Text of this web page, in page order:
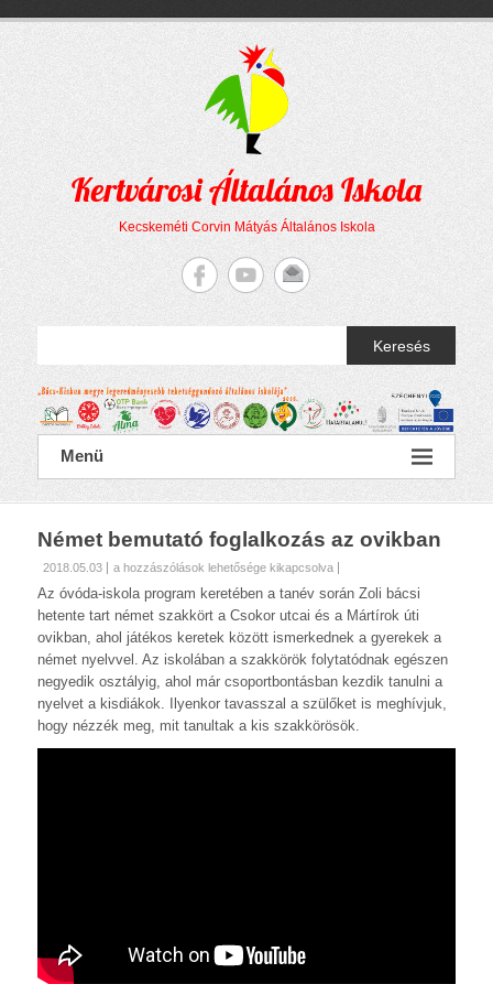
Kertvárosi Általános Iskola
Kecskeméti Corvin Mátyás Általános Iskola
Keresés
Menü
Német bemutató foglalkozás az ovikban
2018.05.03
Német
bemutató
foglalkozás
az
ovikban
bejegyzéshez
a hozzászólások lehetősége kikapcsolva
Az óvóda-iskola program keretében a tanév során Zoli bácsi
hetente tart német szakkört a Csokor utcai és a Mártírok úti
ovikban, ahol játékos keretek között ismerkednek a gyerekek a
német nyelvvel. Az iskolában a szakkörök folytatódnak egészen
negyedik osztályig, ahol már csoportbontásban kezdik tanulni a
nyelvet a kisdiákok. Ilyenkor tavasszal a szülőket is meghívjuk,
hogy nézzék meg, mit tanultak a kis szakkörösök.